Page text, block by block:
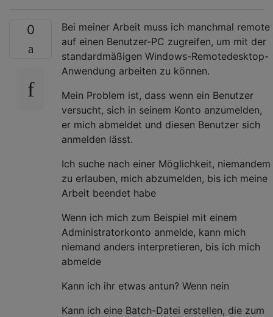
0
Bei meiner Arbeit muss ich manchmal remote
auf einen Benutzer-PC zugreifen, um mit der
standardmäßigen Windows-Remotedesktop-
Anwendung arbeiten zu können.
Mein Problem ist, dass wenn ein Benutzer
versucht, sich in seinem Konto anzumelden,
er mich abmeldet und diesen Benutzer sich
anmelden lässt.
Ich suche nach einer Möglichkeit, niemandem
zu erlauben, mich abzumelden, bis ich meine
Arbeit beendet habe
Wenn ich mich zum Beispiel mit einem
Administratorkonto anmelde, kann mich
niemand anders interpretieren, bis ich mich
abmelde
Kann ich ihr etwas antun? Wenn nein
Kann ich eine Batch-Datei erstellen, die zum